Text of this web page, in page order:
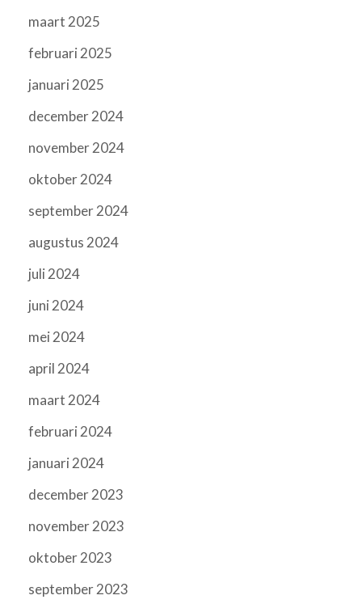
maart 2025
februari 2025
januari 2025
december 2024
november 2024
oktober 2024
september 2024
augustus 2024
juli 2024
juni 2024
mei 2024
april 2024
maart 2024
februari 2024
januari 2024
december 2023
november 2023
oktober 2023
september 2023